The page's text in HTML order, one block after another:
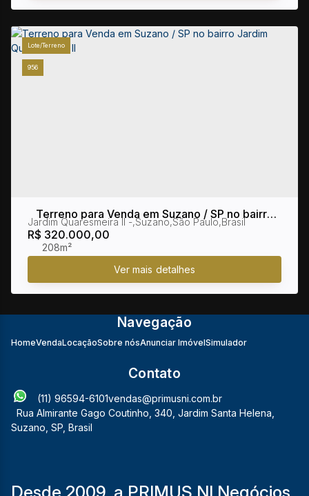
956
Lote/Terreno
Terreno para Venda em Suzano / SP no bairro
Jardim Quaresmeira II
R$ 320.000,00
Jardim Quaresmeira II ,Suzano,São Paulo,Brasil
208m²
Navegação
HomeVendaLocaçãoSobre nósAnunciar ImóvelSimulador
Contato
(11) 96594-6101vendas@primusni.com.br
Rua Almirante Gago Coutinho 340 Jardim Santa Helena
Suzano SP Brasil
Desde 2009, a PRIMUS NI Negócios